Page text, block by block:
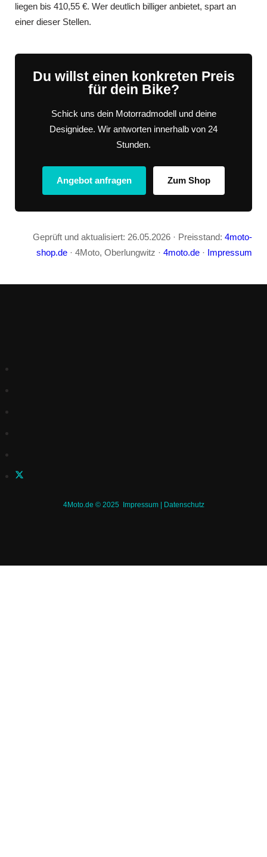
liegen bis 410,55 €. Wer deutlich billiger anbietet, spart an
einer dieser Stellen.
Du willst einen konkreten Preis
für dein Bike?
Schick uns dein Motorradmodell und deine
Designidee. Wir antworten innerhalb von 24
Stunden.
Angebot anfragen Zum Shop
Geprüft und aktualisiert: 26.05.2026 · Preisstand: 4moto-
shop.de · 4Moto, Oberlungwitz · 4moto.de · Impressum
4Moto.de © 2025 Impressum| Datenschutz